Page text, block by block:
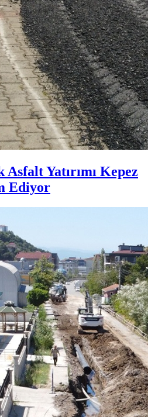
Yatırımı Kepez
Ediyor